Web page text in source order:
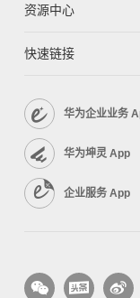
资源中心
快速链接
华为企业业务
华为坤灵 App
企业服务 App